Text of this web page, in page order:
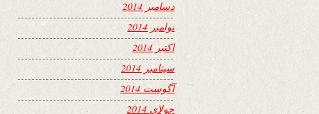
دسامبر 2014
نوامبر 2014
اکتبر 2014
سپتامبر 2014
آگوست 2014
جولای 2014